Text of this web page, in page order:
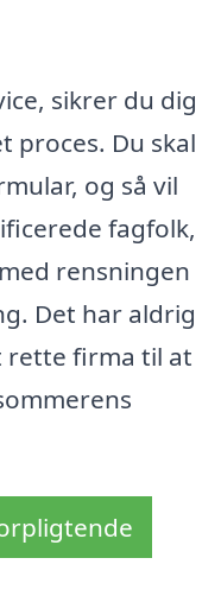
sikrer du dig
proces. Du skal
og så vil
fagfolk,
rensningen
Det har aldrig
firma til at